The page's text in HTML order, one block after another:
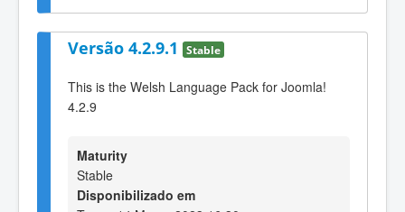
Versão 4.2.9.1 Stable
This is the Welsh Language Pack for Joomla!
4.2.9
Maturity
Stable
Disponibilizado em